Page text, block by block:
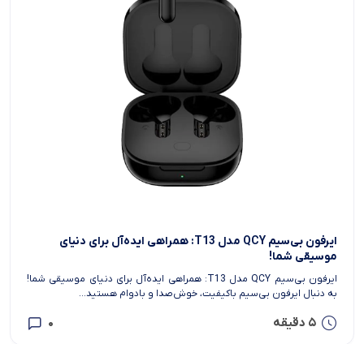
ایرفون بی‌سیم QCY مدل T13: همراهی ایده‌آل برای دنیای
موسیقی شما!
ایرفون بی‌سیم QCY مدل T13: همراهی ایده‌آل برای دنیای موسیقی شما!
به دنبال ایرفون بی‌سیم باکیفیت، خوش‌صدا و بادوام هستید...
5 دقیقه 0